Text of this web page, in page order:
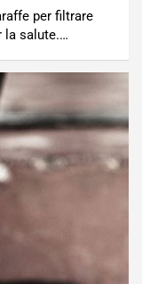
per filtrare
la salute.…